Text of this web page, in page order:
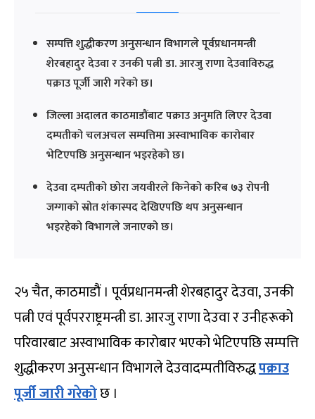
सम्पत्ति शुद्धीकरण अनुसन्धान विभागले पूर्वप्रधानमन्त्री
शेरबहादुर देउवा र उनकी पत्नी डा. आरजु राणा देउवाविरुद्ध
पक्राउ पूर्जी जारी गरेको छ।
जिल्ला अदालत काठमाडौंबाट पक्राउ अनुमति लिएर देउवा
दम्पतीको चलअचल सम्पत्तिमा अस्वाभाविक कारोबार
भेटिएपछि अनुसन्धान भइरहेको छ।
देउवा दम्पतीको छोरा जयवीरले किनेको करिब ७३ रोपनी
जग्गाको स्रोत शंकास्पद देखिएपछि थप अनुसन्धान
भइरहेको विभागले जनाएको छ।
२५ चैत, काठमाडौं । पूर्वप्रधानमन्त्री शेरबहादुर देउवा, उनकी
पत्नी एवं पूर्वपरराष्ट्रमन्त्री डा. आरजु राणा देउवा र उनीहरूको
परिवारबाट अस्वाभाविक कारोबार भएको भेटिएपछि सम्पत्ति
शुद्धीकरण अनुसन्धान विभागले देउवादम्पतीविरुद्धपक्राउ
पूर्जी जारी गरेकोछ ।